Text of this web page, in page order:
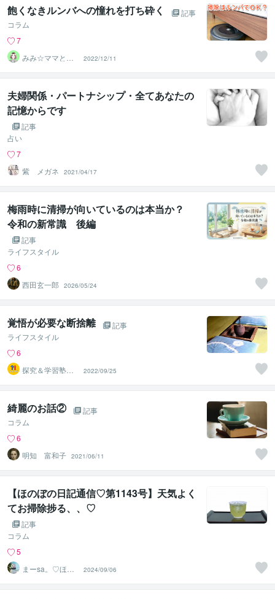
飽くなきルンバへの憧れを打ち砕く
記事
コラム
7
みみ☆ママと子
どものお片付け
の先生
2022/12/11
夫婦関係・パートナシップ・全てあなたの
記憶からです
記事
占い
7
紫 メガネ
2021/04/17
梅雨時に清掃が向いているのは本当か？
令和の新常識 後編
記事
ライフスタイル
6
西田玄一郎
2026/05/24
覚悟が必要な断捨離
記事
ライフスタイル
6
探究＆学習塾｜
なぜラボ
2022/09/25
綺麗のお話②
記事
コラム
6
明知 富和子 2021/06/11
【ほのぼの日記通信♡第1143号】天気よく
てお掃除捗る、、♡
記事
コラム
5
まーsa。♡ほの
ぼのブログ毎日
配信♡
2024/09/06